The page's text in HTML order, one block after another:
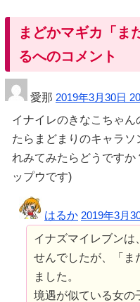
まどかマギカ「ま
るへのコメント
愛那 2019年3月30日
イナイレのきなこちゃ
たらまどまりのキャラ
れみてみたらどうです
ップウです)
はるか 2019年3月
イナズマイレブンは
せんでしたが、「ま
ました。
境遇が似ている女の